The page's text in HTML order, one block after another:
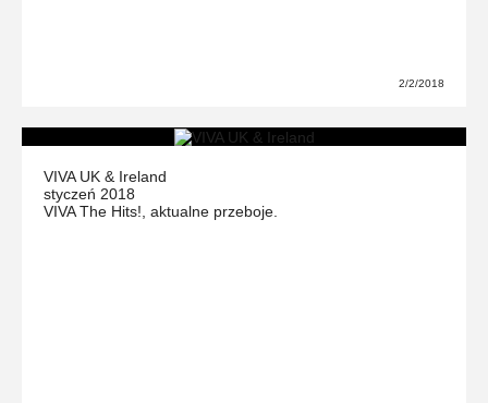
2/2/2018
VIVA UK & Ireland
styczeń 2018
VIVA The Hits!, aktualne przeboje.